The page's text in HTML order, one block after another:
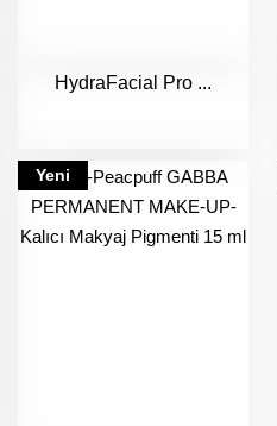
HydraFacial Pro ...
Yeni